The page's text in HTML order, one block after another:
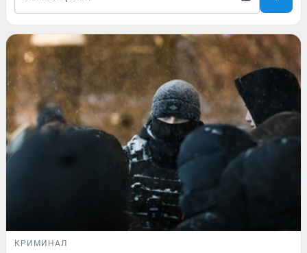
КРИМИНАЛ